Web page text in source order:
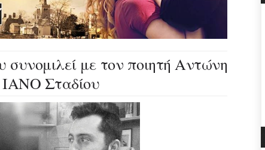
με τον ποιητή Αντώνη
Σταδίου